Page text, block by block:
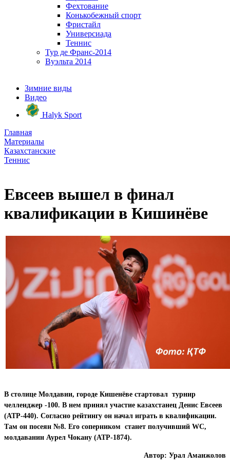
Фехтование
Конькобежный спорт
Фристайл
Универсиада
Теннис
Тур де Франс-2014
Вуэльта 2014
Зимние виды
Видео
Halyk Sport
Главная
Материалы
Казахстанские
Теннис
Евсеев вышел в финал
квалификации в Кишинёве
В столице Молдавии, городе Кишенёве стартовал турнир
челленджер -100. В нем принял участие казахстанец Денис Евсеев
(АТР-440). Согласно рейтингу он начал играть в квалификации.
Там он посеян №8. Его соперником станет получивший WC,
молдаванин Аурел Чокану (АТР-1874).
Автор: Урал Аманжолов